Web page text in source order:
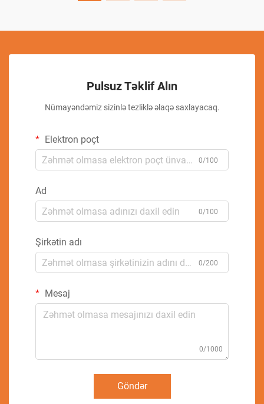
Pulsuz Təklif Alın
Nümayəndəmiz sizinlə tezliklə əlaqə saxlayacaq.
Elektron poçt
0/100
Ad
0/100
Şirkətin adı
0/200
Mesaj
0/1000
Göndər